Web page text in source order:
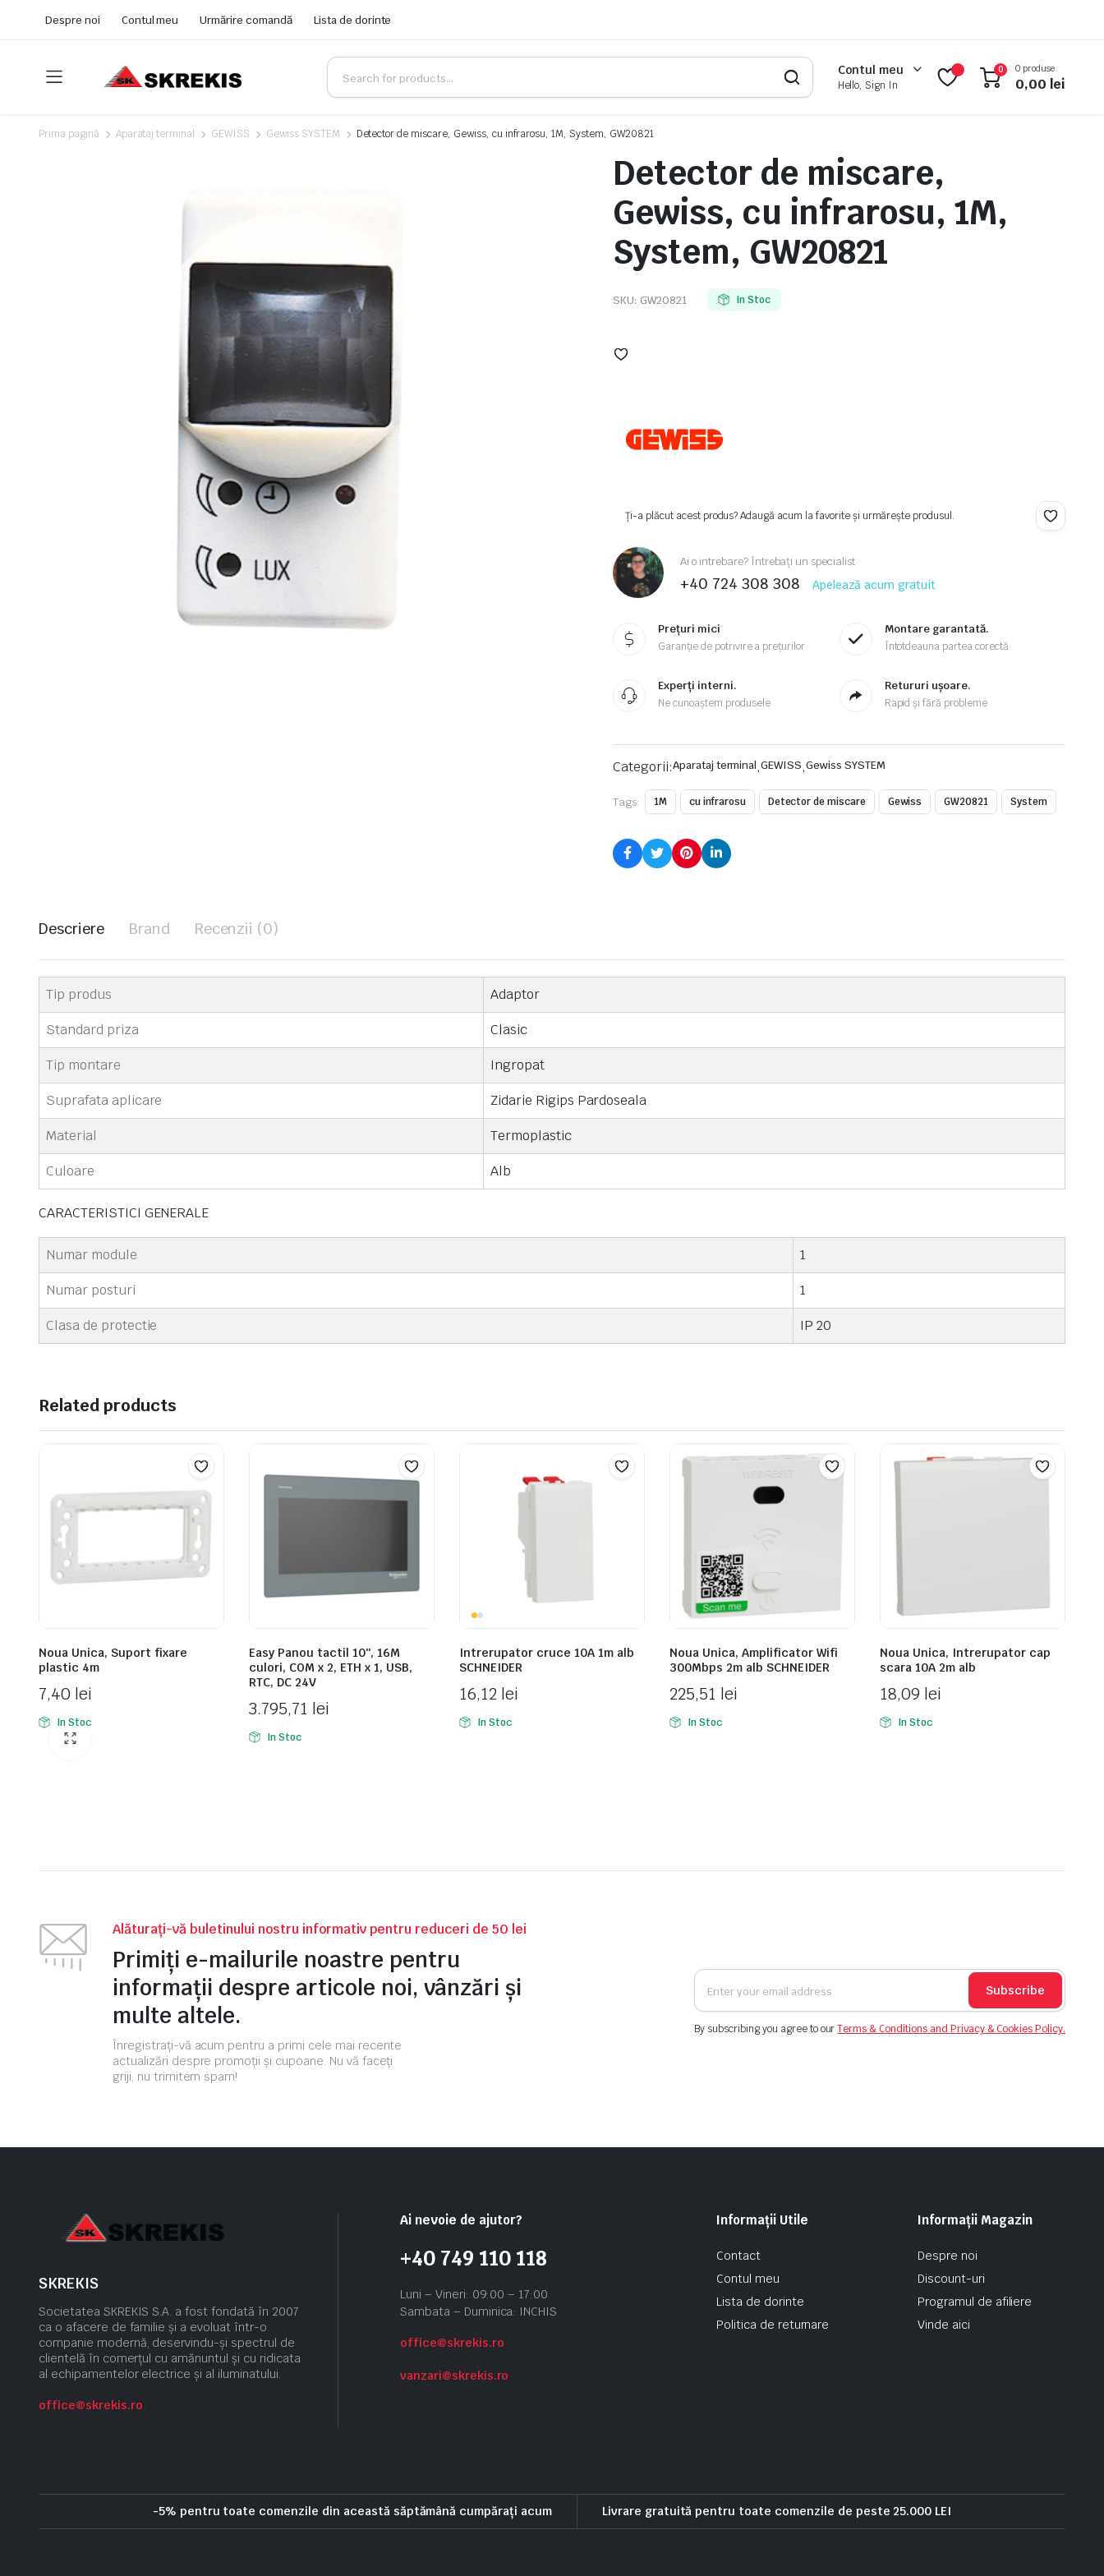
Despre noi Contul meu Urmărire comandă Lista de dorinte
Contul meu
Hello, Sign In
0 0 produse
0,00 lei
Prima pagină Aparataj terminal GEWISS Gewiss SYSTEM Detector de miscare, Gewiss, cu infrarosu, 1M, System, GW20821
Detector de miscare,
Gewiss, cu infrarosu, 1M,
System, GW20821
SKU: GW20821 In Stoc
Ți-a plăcut acest produs? Adaugă acum la favorite și urmărește produsul.
Ai o intrebare? Întrebați un specialist
+40 724 308 308 Apelează acum gratuit
Prețuri mici
Garanție de potrivire a prețurilor
Montare garantată.
Întotdeauna partea corectă
Experți interni.
Ne cunoaștem produsele
Retururi ușoare.
Rapid și fără probleme
Categorii:Aparataj terminal,GEWISS,Gewiss SYSTEM
Tags: 1M cu infrarosu Detector de miscare Gewiss GW20821 System
Descriere Brand Recenzii (0)
Tip produs Adaptor
Standard priza Clasic
Tip montare Ingropat
Suprafata aplicare Zidarie Rigips Pardoseala
Material Termoplastic
Culoare Alb
CARACTERISTICI GENERALE
Numar module 1
Numar posturi 1
Clasa de protectie IP 20
Related products
Noua Unica, Suport fixare
plastic 4m
7,40 lei
In Stoc
Easy Panou tactil 10″, 16M
culori, COM x 2, ETH x 1, USB,
RTC, DC 24V
3.795,71 lei
In Stoc
Intrerupator cruce 10A 1m alb
SCHNEIDER
16,12 lei
In Stoc
Noua Unica, Amplificator Wifi
300Mbps 2m alb SCHNEIDER
225,51 lei
In Stoc
Noua Unica, Intrerupator cap
scara 10A 2m alb
18,09 lei
In Stoc
Alăturați-vă buletinului nostru informativ pentru reduceri de 50 lei
Primiți e-mailurile noastre pentru
informații despre articole noi, vânzări și
multe altele.
Înregistrați-vă acum pentru a primi cele mai recente
actualizări despre promoții și cupoane. Nu vă faceți
griji, nu trimitem spam!
Subscribe
By subscribing you agree to ourTerms & Conditions and Privacy & Cookies Policy.
SKREKIS
Societatea SKREKIS S.A. a fost fondată în 2007
ca o afacere de familie și a evoluat într-o
companie modernă, deservindu-și spectrul de
clientelă în comerțul cu amănuntul și cu ridicata
al echipamentelor electrice și al iluminatului.
office@skrekis.ro
Ai nevoie de ajutor?
+40 749 110 118
Luni – Vineri: 09:00 – 17:00
Sambata – Duminica: INCHIS
office@skrekis.ro
vanzari@skrekis.ro
Informații Utile
Contact
Contul meu
Lista de dorinte
Politica de returnare
Informații Magazin
Despre noi
Discount-uri
Programul de afiliere
Vinde aici
-5% pentru toate comenzile din această săptămână cumpărați acum Livrare gratuită pentru toate comenzile de peste 25.000 LEI